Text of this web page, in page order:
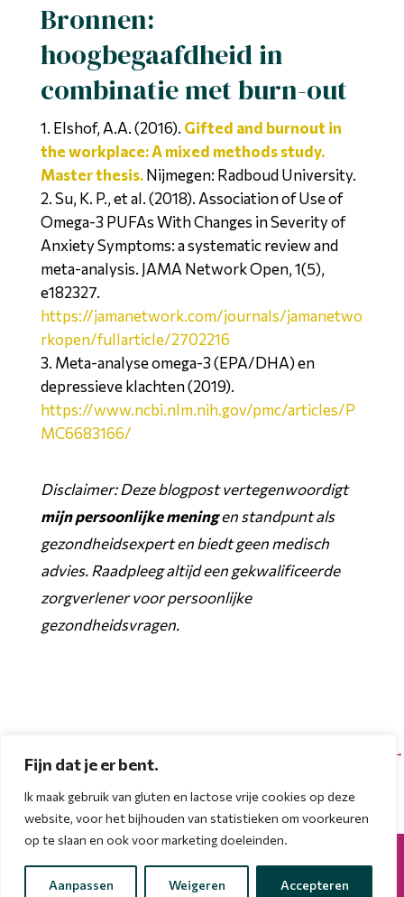
Fijn dat je er bent.
Ik maak gebruik van gluten en lactose vrije cookies op deze
website, voor het bijhouden van statistieken om voorkeuren
op te slaan en ook voor marketing doeleinden.
Aanpassen Weigeren Accepteren
Bronnen:
hoogbegaafdheid in
combinatie met burn-out
Elshof, A.A. (2016). Gifted and burnout in
the workplace: A mixed methods study.
Master thesis.Nijmegen: Radboud University.
Su, K. P., et al. (2018). Association of Use of
Omega-3 PUFAs With Changes in Severity of
Anxiety Symptoms: a systematic review and
meta-analysis. JAMA Network Open, 1(5),
e182327.
https://jamanetwork.com/journals/jamanetwo
rkopen/fullarticle/2702216
Meta-analyse omega-3 (EPA/DHA) en
depressieve klachten (2019).
https://www.ncbi.nlm.nih.gov/pmc/articles/P
MC6683166/
Disclaimer: Deze blogpost vertegenwoordigt
mijn persoonlijke meningen standpunt als
gezondheidsexpert en biedt geen medisch
advies. Raadpleeg altijd een gekwalificeerde
zorgverlener voor persoonlijke
gezondheidsvragen.
→
Copyright 2025 | made with love by
Algemene voorwaarden
Privacyverklaring |